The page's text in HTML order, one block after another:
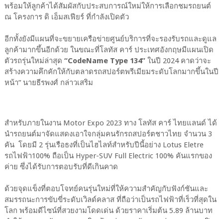
พร้อมให้ลูกค้าได้สัมผัสกับประสบการณ์ใหม่ให้การเลือกชมรถยนต์
ณ โครงการ ดิ เอ็มสเฟียร์ ที่กำลังเปิดตัว
อีกทั้งยังมีแผนที่จะขยายเครือข่ายศูนย์บริการที่จะรองรับรถและดูแล
ลูกค้ามากขึ้นอีกด้วย ในขณะที่โลทัส คาร์ ประเทศอังกฤษมีแผนเปิด
ตัวรถรุ่นใหม่ล่าสุด “CodeName Type 134”ในปี 2024 คาดว่าจะ
สร้างความคึกคักให้กับตลาดรถสปอร์ตพรีเมียมระดับโลกมากขึ้นในปี
หน้า” นายธีรพงศ์ กล่าวเสริม
สำหรับภายในงาน Motor Expo 2023 ทาง โลทัส คาร์ ไทยแลนด์ ได้
นำรถยนต์มาจัดแสดงเอาใจกลุ่มคนรักรถสปอร์ตชาวไทย จำนวน 3
คัน โดยมี 2 รุ่นเรือธงที่เป็นไฮไลท์สำหรับปีนี้อย่าง Lotus Eletre
รถไฟฟ้า100% ถือเป็น Hyper-SUV Full Electric 100% คันแรกของ
ค่าย ซึ่งได้รับการตอบรับที่ดีเกินคาด
ด้วยจุดแข็งที่ตอบโจทย์คนรุ่นใหม่ที่ให้ความสำคัญกับฟังก์ชันและ
สมรรถนะการขับขี่ระดับเวิลด์คลาส ที่ถือว่าเป็นรถไฟฟ้าที่เร็วที่สุดใน
โลก พร้อมดีไซน์ที่สวยงามโดดเด่น ด้วยราคาเริ่มต้น 5.89 ล้านบาท